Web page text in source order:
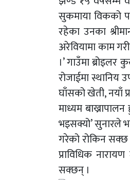
सुकमाया विकको
रहेका उनका
अरेवियामा काम
।’ गाउँमा
रोजाईमा स्थानिय
घाँसको खेती, नयाँ
माध्यम
भइसक्यो’ सुनारले
गरेको रोकिन सक्छ
प्राविधिक
सक्छन् ।